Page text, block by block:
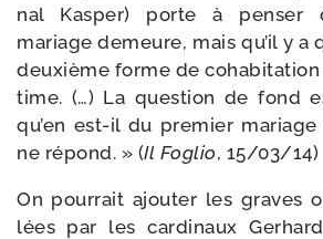
nal Kasper) porte à pen­ser
mariage demeure, mais qu’il y a
deuxième forme de
time. (…) La ques­tion de fond
qu’en est-​il du pre­mier
ne répond. » (Il Foglio, 15/​03/​14)
On pour­rait ajou­ter les graves
lées par les car­di­naux